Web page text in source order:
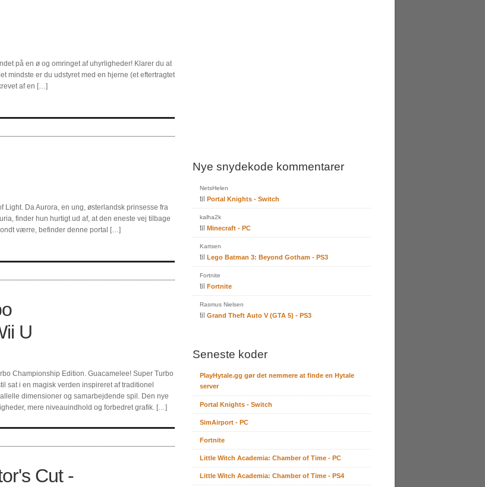
på en ø og omringet af uhyrligheder! Klarer du at
mindste er du udstyret med en hjerne (et eftertragtet
af en […]
Light. Da Aurora, en ung, østerlandsk prinsesse fra
finder hun hurtigt ud af, at den eneste vej tilbage
værre, befinder denne portal […]
U
Championship Edition. Guacamelee! Super Turbo
sat i en magisk verden inspireret af traditionel
dimensioner og samarbejdende spil. Den nye
mere niveauindhold og forbedret grafik. […]
Cut -
Nye snydekode kommentarer
NetsHelen
til Portal Knights - Switch
kalha2k
til Minecraft - PC
Kartsen
til Lego Batman 3: Beyond Gotham - PS3
Fortnite
til Fortnite
Rasmus Nielsen
til Grand Theft Auto V (GTA 5) - PS3
Seneste koder
PlayHytale.gg gør det nemmere at finde en Hytale
server
Portal Knights - Switch
SimAirport - PC
Fortnite
Little Witch Academia: Chamber of Time - PC
Little Witch Academia: Chamber of Time - PS4